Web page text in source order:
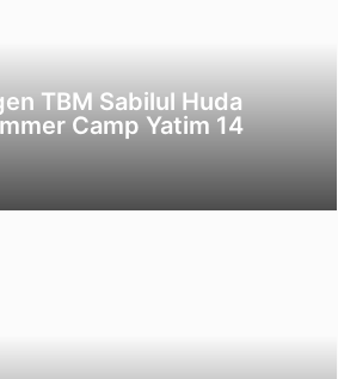
TBM Sabilul Huda
Camp Yatim 14